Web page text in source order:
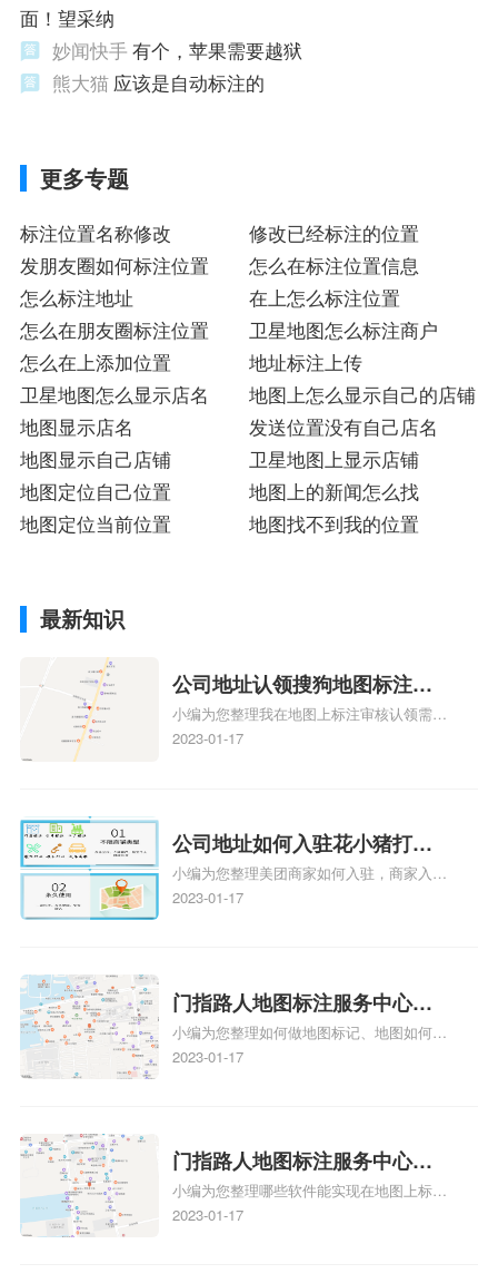
面！望采纳
妙闻快手 有个，苹果需要越狱
熊大猫 应该是自动标注的
更多专题
标注位置名称修改
修改已经标注的位置
发朋友圈如何标注位置
怎么在标注位置信息
怎么标注地址
在上怎么标注位置
怎么在朋友圈标注位置
卫星地图怎么标注商户
怎么在上添加位置
地址标注上传
卫星地图怎么显示店名
地图上怎么显示自己的店铺
地图显示店名
发送位置没有自己店名
地图显示自己店铺
卫星地图上显示店铺
地图定位自己位置
地图上的新闻怎么找
地图定位当前位置
地图找不到我的位置
最新知识
公司地址认领搜狗地图标注多
久审核？公司地址认领地图标
注多久审核？
小编为您整理我在地图上标注审核认领需要
多久、我在地图上标注审核认领需要多久
情可查看下方正文！
2023-01-17
公司地址如何入驻花小猪打车
地图标记？指路人地图标注服
务中心铺如何入驻花小猪打车
小编为您整理美团商家如何入驻，商家入驻
教程、商家如何入驻地图、如何入驻地:、
2023-01-17
门指路人地图标注服务中心如
何做花小猪打车地图位置标
记？门指路人地图标注服务中
小编为您整理如何做地图标记、地图如何做
标记、so搜街景中如何做标记、360e启花贷
关地图标注知识，详情可查看下方正文！
2023-01-17
门指路人地图标注服务中心地
图位置地址标记？门指路人地
图标注服务中心苹果地图位置
小编为您整理哪些软件能实现在地图上标记
门指路人地图标注服务中心位置、门指路人
2023-01-17